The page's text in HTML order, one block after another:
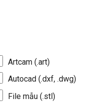
Artcam (.art)
Autocad (.dxf, .dwg)
File mẫu (.stl)